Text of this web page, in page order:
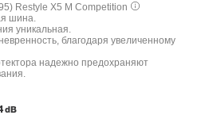
Restyle X5 M Competition
шина.
уникальная.
благодаря увеличенному
надежно предохраняют
dB